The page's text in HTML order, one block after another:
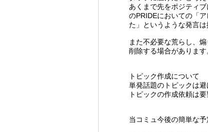
あくまで先をポジティ
のPRIDEにおいての「
た」というような発言は
また不必要な荒らし、
削除する場合があります
トピック作成について
単発話題のトピックは
トピックの作成依頼は
当コミュ今後の簡単な予